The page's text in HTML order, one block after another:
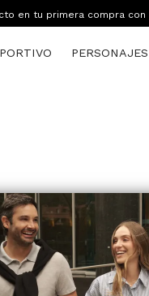
en tu primera compra con
PERSONAJES